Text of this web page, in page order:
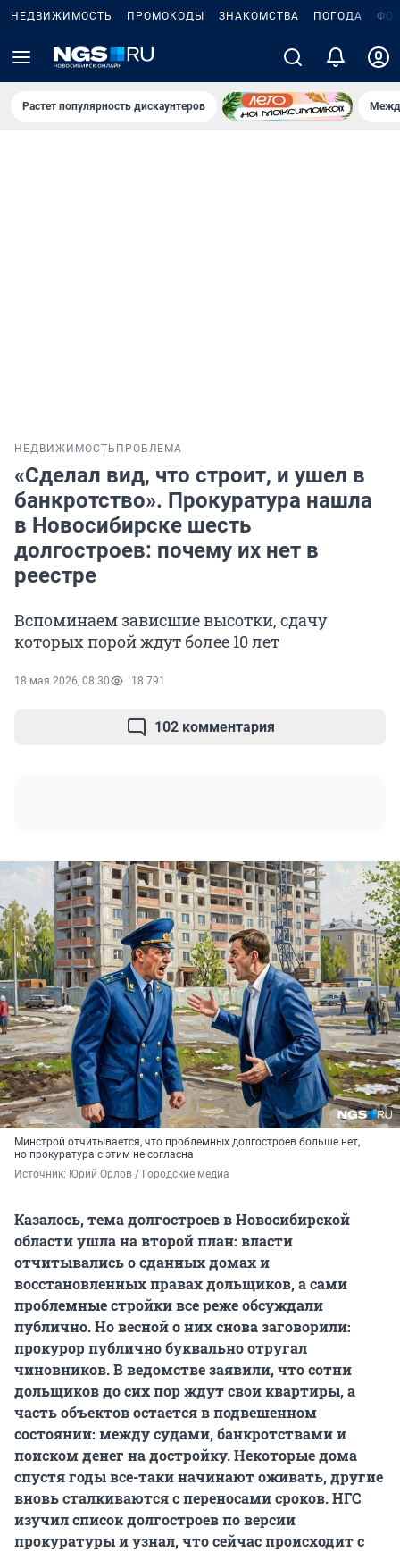
НЕДВИЖИМОСТЬ ПРОМОКОДЫ ЗНАКОМСТВА ПОГОДА
Растет популярность дискаунтеров
НЕДВИЖИМОСТЬ ПРОБЛЕМА
«Сделал вид, что строит, и ушел в
банкротство». Прокуратура нашла
в Новосибирске шесть
долгостроев: почему их нет в
реестре
Вспоминаем зависшие высотки, сдачу
которых порой ждут более 10 лет
18 мая 2026, 08:30 18 791
102 комментария
Минстрой отчитывается, что проблемных долгостроев больше нет,
но прокуратура с этим не согласна
Источник: Юрий Орлов / Городские медиа
Казалось, тема долгостроев в Новосибирской
области ушла на второй план: власти
отчитывались о сданных домах и
восстановленных правах дольщиков, а сами
проблемные стройки все реже обсуждали
публично. Но весной о них снова заговорили:
прокурор публично буквально отругал
чиновников. В ведомстве заявили, что сотни
дольщиков до сих пор ждут свои квартиры, а
часть объектов остается в подвешенном
состоянии: между судами, банкротствами и
поиском денег на достройку. Некоторые дома
спустя годы все-таки начинают оживать, другие
вновь сталкиваются с переносами сроков. НГС
изучил список долгостроев по версии
прокуратуры и узнал, что сейчас происходит с